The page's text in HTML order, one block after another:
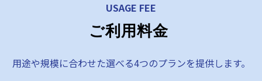
USAGE FEE
ご利用料金
用途や規模に合わせた選べる4つのプランを提供します。